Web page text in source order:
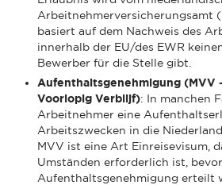
Arbeitnehmerversicherungsamt
basiert auf dem Nachweis des
innerhalb der EU/des EWR
Bewerber für die Stelle gibt.
Aufenthaltsgenehmigung (MVV
Voorlopig Verblijf): In manchen
Arbeitnehmer eine
Arbeitszwecken in die
MVV ist eine Art Einreisevisum,
Umständen erforderlich ist,
Aufenthaltsgenehmigung erteilt